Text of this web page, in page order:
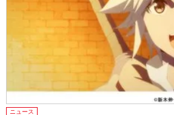
ニュース